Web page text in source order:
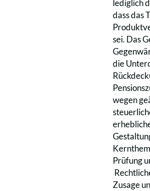
lediglich
dass das
sei. Das
die
wegen
Prüfung
Zusage